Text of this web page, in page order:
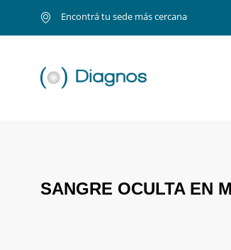
Encontrá tu sede más cercana
SANGRE OCULTA EN